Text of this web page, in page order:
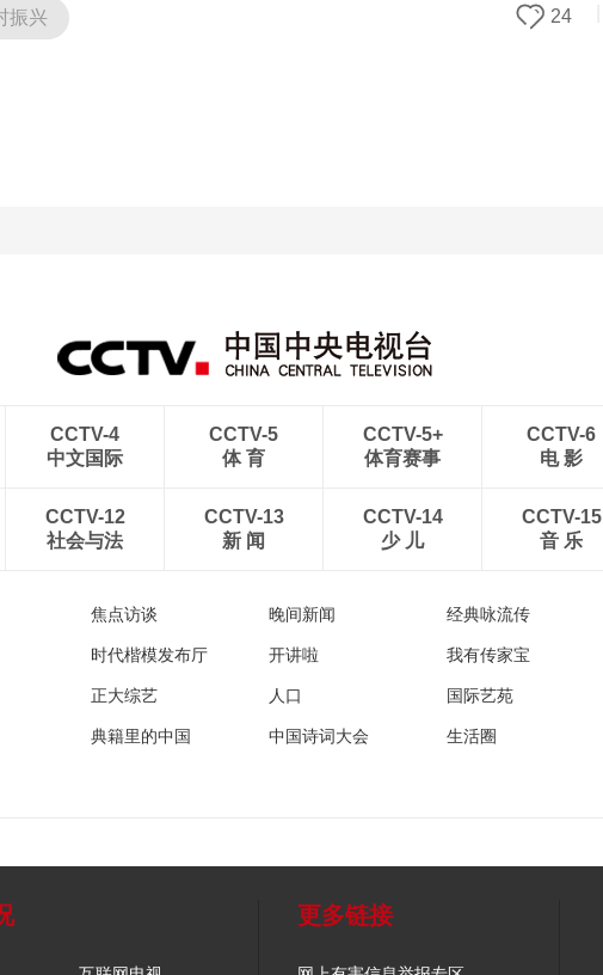
振兴 24
CCTV-4
中文国际
CCTV-5
体 育
CCTV-5+
体育赛事
CCTV-6
电 影
CCTV-12
社会与法
CCTV-13
新 闻
CCTV-14
少 儿
CCTV-15
音 乐
焦点访谈 晚间新闻 经典咏流传
时代楷模发布厅 开讲啦 我有传家宝
正大综艺 人口 国际艺苑
典籍里的中国 中国诗词大会 生活圈
更多链接